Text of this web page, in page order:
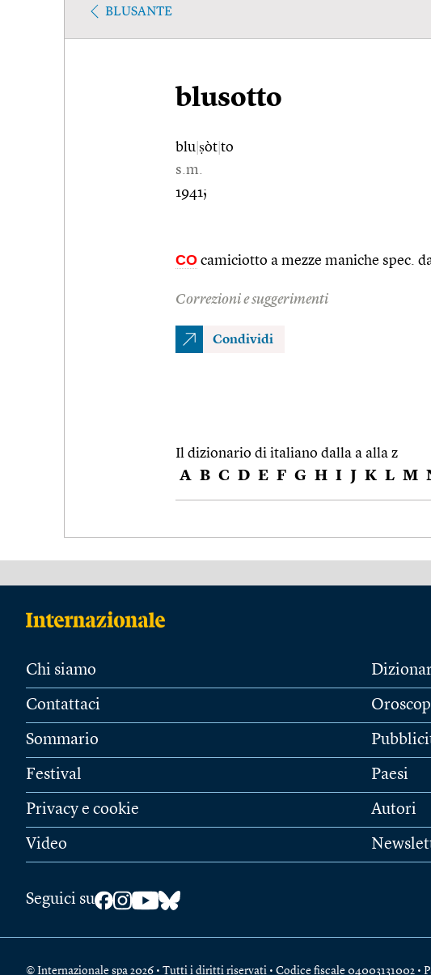
BLUSANTE
blusotto
blu ṣòt to
s.m.
1941;
CO camiciotto a mezze maniche spec.
Correzioni e suggerimenti
Condividi
Il dizionario di italiano dalla a alla z
A B C D E F G H I J K L M
Chi siamo
Contattaci
Sommario
Festival
Privacy e cookie
Video
Paesi
Autori
Seguici su
© Internazionale spa 2026 • Tutti i diritti riservati • Codice fiscale 04003131002 •